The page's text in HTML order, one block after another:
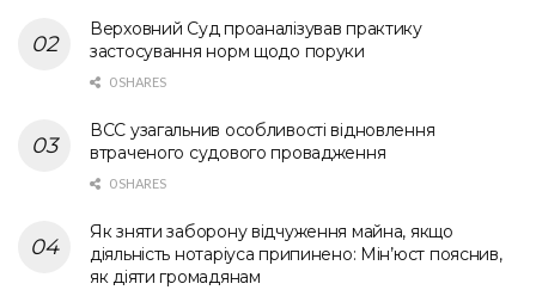
Верховний Суд проаналізував практику
застосування норм щодо поруки
0 SHARES
ВСС узагальнив особливості відновлення
втраченого судового провадження
0 SHARES
Як зняти заборону відчуження майна, якщо
діяльність нотаріуса припинено: Мін’юст пояснив,
як діяти громадянам